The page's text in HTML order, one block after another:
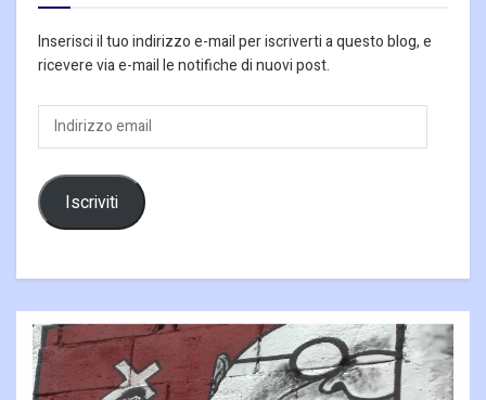
Inserisci il tuo indirizzo e-mail per iscriverti a questo blog, e
ricevere via e-mail le notifiche di nuovi post.
Indirizzo
email
Iscriviti